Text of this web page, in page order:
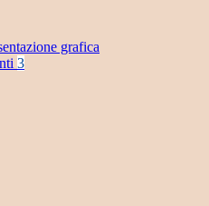
grafica
3